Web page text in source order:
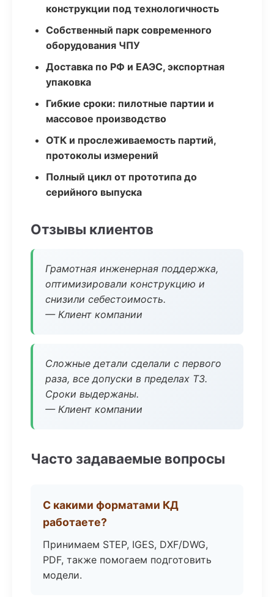
конструкции под технологичность
Собственный парк современного
оборудования ЧПУ
Доставка по РФ и ЕАЭС, экспортная
упаковка
Гибкие сроки: пилотные партии и
массовое производство
ОТК и прослеживаемость партий,
протоколы измерений
Полный цикл от прототипа до
серийного выпуска
Отзывы клиентов
Грамотная инженерная поддержка,
оптимизировали конструкцию и
снизили себестоимость.
— Клиент компании
Сложные детали сделали с первого
раза, все допуски в пределах ТЗ.
Сроки выдержаны.
— Клиент компании
Часто задаваемые вопросы
С какими форматами КД
работаете?
Принимаем STEP, IGES, DXF/DWG,
PDF, также помогаем подготовить
модели.